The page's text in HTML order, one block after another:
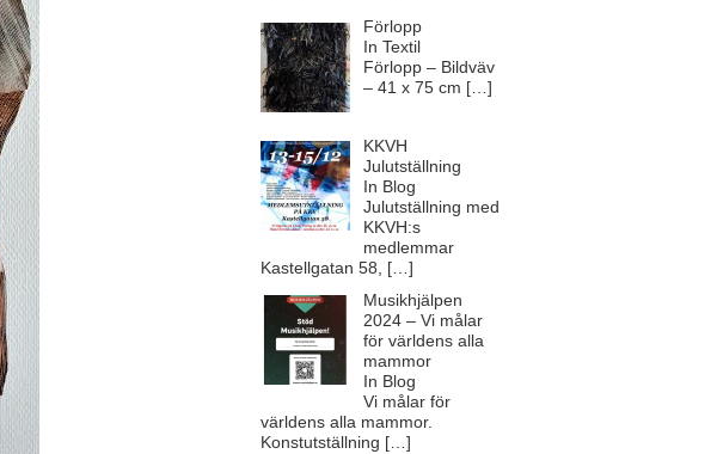
Förlopp
In Textil
Förlopp – Bildväv
– 41 x 75 cm […]
KKVH
Julutställning
In Blog
Julutställning med
KKVH:s
medlemmar
Kastellgatan 58, […]
Musikhjälpen
2024 – Vi målar
för världens alla
mammor
In Blog
Vi målar för
världens alla mammor.
Konstutställning […]